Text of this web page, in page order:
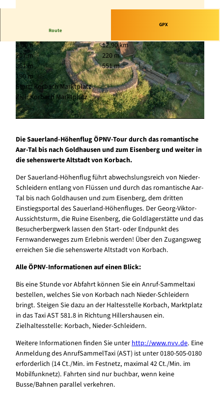
© Naturpark Sauerland Rothaargebirge, Jonas Dülberg | KI-optimiert |CC-BY-SA
Route
GPX
4:00 h
12,90 km
207 m
220 m
361 m
551 m
190 m
Start: Korbach Marktplatz
Ziel: Korbach Marktplatz
Die Sauerland-Höhenflug ÖPNV-Tour durch das romantische
Aar-Tal bis nach Goldhausen und zum Eisenberg und weiter in
die sehenswerte Altstadt von Korbach.
Der Sauerland-Höhenflug führt abwechslungsreich von Nieder-
Schleidern entlang von Flüssen und durch das romantische Aar-
Tal bis nach Goldhausen und zum Eisenberg, dem dritten
Einstiegsportal des Sauerland-Höhenfluges. Der Georg-Viktor-
Aussichtsturm, die Ruine Eisenberg, die Goldlagerstätte und das
Besucherbergwerk lassen den Start- oder Endpunkt des
Fernwanderweges zum Erlebnis werden! Über den Zugangsweg
erreichen Sie die sehenswerte Altstadt von Korbach.
Alle ÖPNV-Informationen auf einen Blick:
Bis eine Stunde vor Abfahrt können Sie ein Anruf-Sammeltaxi
bestellen, welches Sie von Korbach nach Nieder-Schleidern
bringt. Steigen Sie dazu an der Haltesstelle Korbach, Marktplatz
in das Taxi AST 581.8 in Richtung Hillershausen ein.
Zielhaltesstelle: Korbach, Nieder-Schleidern.
Weitere Informationen finden Sie unterhttp://www.nvv.de. Eine
Anmeldung des AnrufSammelTaxi (AST) ist unter 0180-505-0180
erforderlich (14 Ct./Min. im Festnetz, maximal 42 Ct./Min. im
Mobilfunknetz). Fahrten sind nur buchbar, wenn keine
Busse/Bahnen parallel verkehren.